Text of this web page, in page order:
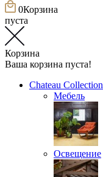
0Корзина
пуста
Корзина
Ваша корзина пуста!
Chateau Collection
Мебель
Освещение